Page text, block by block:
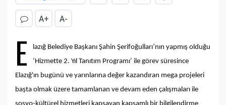
A+ A-
E
lazığ Belediye Başkanı Şahin Şerifoğulları’nın yapmış olduğu
‘Hizmette 2. Yıl Tanıtım Programı’ ile görev süresince
Elazığ'ın bugünü ve yarınlarına değer kazandıran mega projeleri
başta olmak üzere tamamlanan ve devam eden çalışmaları ile